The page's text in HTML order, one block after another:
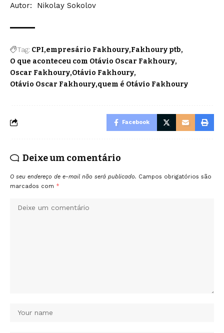
Autor: Nikolay Sokolov
Tag: CPI empresário Fakhoury Fakhoury ptb
O que aconteceu com Otávio Oscar Fakhoury
Oscar Fakhoury Otávio Fakhoury
Otávio Oscar Fakhoury quem é Otávio Fakhoury
Facebook
Deixe um comentário
O seu endereço de e-mail não será publicado. Campos obrigatórios são
marcados com *